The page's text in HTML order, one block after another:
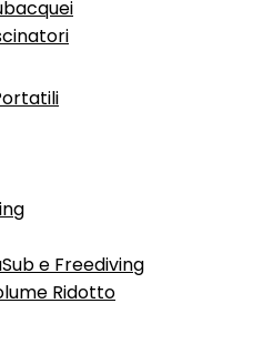
e Freediving
Ridotto